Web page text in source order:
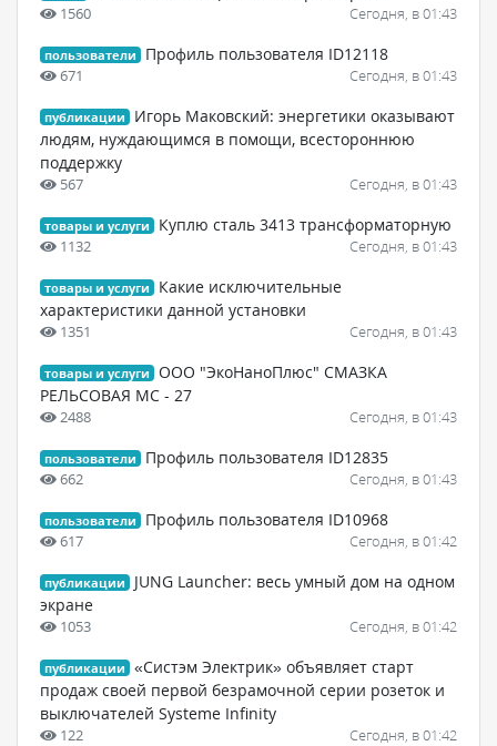
1560 Сегодня, в 01:43
пользователи Профиль пользователя ID12118
671 Сегодня, в 01:43
публикации
Игорь Маковский: энергетики оказывают
людям, нуждающимся в помощи, всестороннюю
поддержку
567 Сегодня, в 01:43
товары и услуги Куплю сталь 3413 трансформаторную
1132 Сегодня, в 01:43
товары и услуги
Какие исключительные
характеристики данной установки
1351 Сегодня, в 01:43
товары и услуги
ООО "ЭкоНаноПлюс" СМАЗКА
РЕЛЬСОВАЯ МС - 27
2488 Сегодня, в 01:43
пользователи Профиль пользователя ID12835
662 Сегодня, в 01:43
пользователи Профиль пользователя ID10968
617 Сегодня, в 01:42
публикации
JUNG Launcher: весь умный дом на одном
экране
1053 Сегодня, в 01:42
публикации
«Систэм Электрик» объявляет старт
продаж своей первой безрамочной серии розеток и
выключателей Systeme Infinity
122 Сегодня, в 01:42